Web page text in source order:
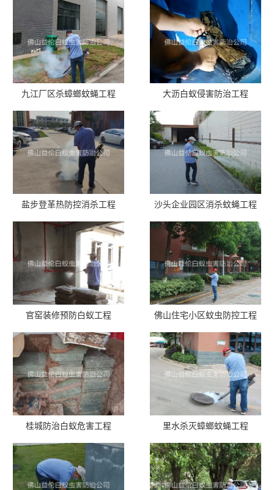
九江厂区杀蟑螂蚊蝇工程 大沥白蚁侵害防治工程
盐步登革热防控消杀工程 沙头企业园区消杀蚊蝇工程
官窑装修预防白蚁工程 佛山住宅小区蚊虫防控工程
桂城防治白蚁危害工程 里水杀灭蟑螂蚊蝇工程